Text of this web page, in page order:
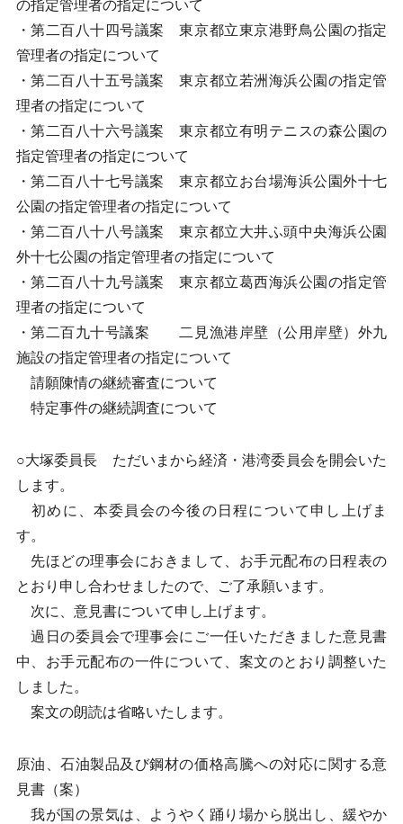
の指定管理者の指定について
・第二百八十四号議案 東京都立東京港野鳥公園の指定
管理者の指定について
・第二百八十五号議案 東京都立若洲海浜公園の指定管
理者の指定について
・第二百八十六号議案 東京都立有明テニスの森公園の
指定管理者の指定について
・第二百八十七号議案 東京都立お台場海浜公園外十七
公園の指定管理者の指定について
・第二百八十八号議案 東京都立大井ふ頭中央海浜公園
外十七公園の指定管理者の指定について
・第二百八十九号議案 東京都立葛西海浜公園の指定管
理者の指定について
・第二百九十号議案 二見漁港岸壁（公用岸壁）外九
施設の指定管理者の指定について
請願陳情の継続審査について
特定事件の継続調査について
○大塚委員長 ただいまから経済・港湾委員会を開会いた
します。
初めに、本委員会の今後の日程について申し上げま
す。
先ほどの理事会におきまして、お手元配布の日程表の
とおり申し合わせましたので、ご了承願います。
次に、意見書について申し上げます。
過日の委員会で理事会にご一任いただきました意見書
中、お手元配布の一件について、案文のとおり調整いた
しました。
案文の朗読は省略いたします。
原油、石油製品及び鋼材の価格高騰への対応に関する意
見書（案）
我が国の景気は、ようやく踊り場から脱出し、緩やか